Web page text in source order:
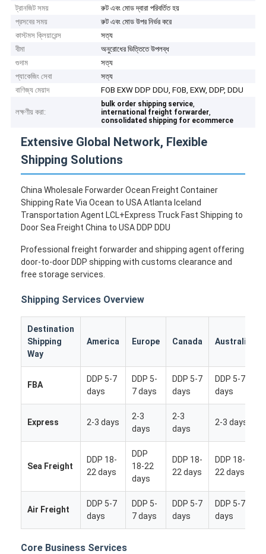
ট্রানজিট সময়
রুট এবং মোড দ্বারা পরিবর্তিত হয়
প্রসবের সময়
রুট এবং মোড উপর নির্ভর করে
কাস্টমস ক্লিয়ারেন্স
সত্য
বীমা
অনুরোধের ভিত্তিতে উপলব্ধ
গুদাম
সত্য
প্যাকেজিং সেবা
সত্য
বাণিজ্য মেয়াদ
FOB EXW DDP DDU, FOB, EXW, DDP, DDU
লক্ষণীয় করা:
bulk order shipping service,
international freight forwarder,
consolidated shipping for ecommerce
Extensive Global Network, Flexible
Shipping Solutions
China Wholesale Forwarder Ocean Freight Container
Shipping Rate Via Ocean to USA Atlanta Iceland
Transportation Agent LCL+Express Truck Fast Shipping to
Door Sea Freight China to USA DDP DDU
Professional freight forwarder and shipping agent offering
door-to-door DDP shipping with customs clearance and
free storage services.
Shipping Services Overview
Destination
Shipping
Way
America Europe Canada Australia
FBA
DDP 5-7
days
DDP 5-
7 days
DDP 5-7
days
DDP 5-7
days
Express 2-3 days
2-3
days
2-3
days
2-3 days
Sea Freight
DDP 18-
22 days
DDP
18-22
days
DDP 18-
22 days
DDP 18-
22 days
Air Freight
DDP 5-7
days
DDP 5-
7 days
DDP 5-7
days
DDP 5-7
days
Core Business Services